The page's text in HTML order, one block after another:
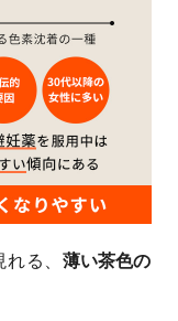
れる、薄い茶色の